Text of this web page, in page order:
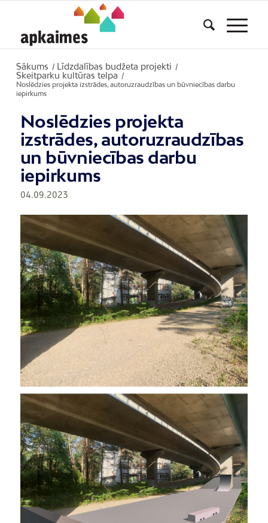
Sākums / Līdzdalības budžeta projekti /
Skeitparku kultūras telpa
/
Noslēdzies projekta izstrādes, autoruzraudzības un būvniecības darbu
iepirkums
Noslēdzies projekta
izstrādes, autoruzraudzības
un būvniecības darbu
iepirkums
04.09.2023